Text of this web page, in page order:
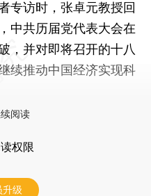
访时，张卓元教授回
中共历届党代表大会在
，并对即将召开的十八
续推动中国经济实现科
阅读
权限
升级